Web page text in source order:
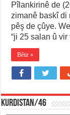
Pîlankirinê de
zimanê baskî di
pêş de çûye.
“ji 25 salan û
Bêtir »
KURDISTAN/46